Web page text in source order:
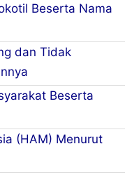
Beserta Nama
dan Tidak
Beserta
(HAM) Menurut